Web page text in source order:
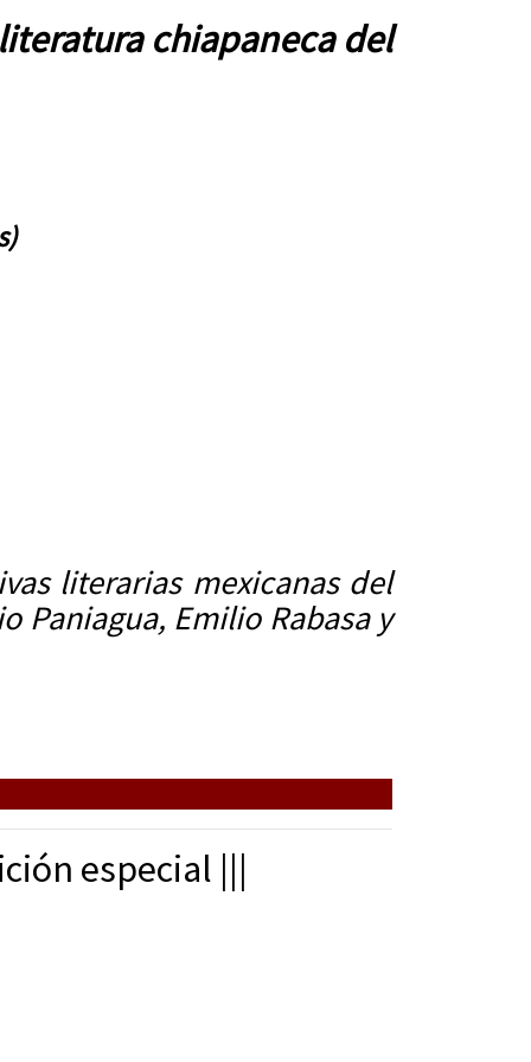
chiapaneca del
literarias mexicanas del
Paniagua, Emilio Rabasa y
especial |||